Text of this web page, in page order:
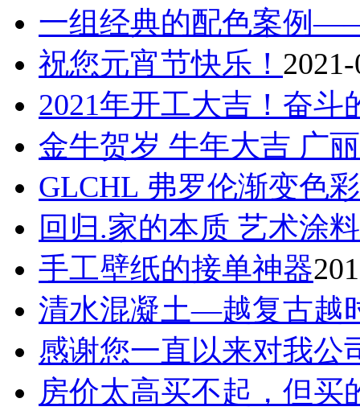
一组经典的配色案例
祝您元宵节快乐！
2021年开工大吉！奋斗
金牛贺岁 牛年大吉 广
GLCHL 弗罗伦渐变色彩
回归.家的本质 艺术涂
手工壁纸的接单神器
清水混凝土—越复古越
感谢您一直以来对我公
房价太高买不起，但买